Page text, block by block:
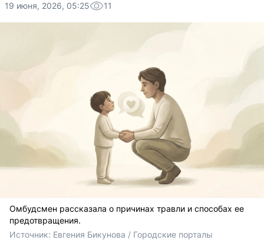
19 июня, 2026, 05:25 11
Омбудсмен рассказала о причинах травли и способах ее
предотвращения.
Источник: Евгения Бикунова / Городские порталы